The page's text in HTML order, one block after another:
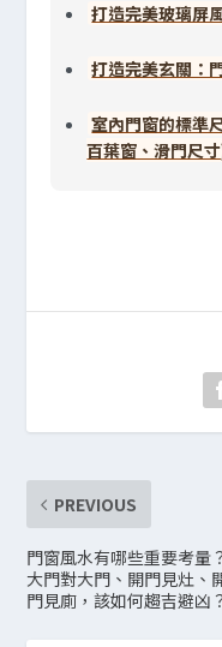
打造完美玻璃屏
打造完美玄關：
室內門窗的標準
百葉窗、滑門尺
PREVIOUS
門窗風水有哪些重要考量？
大門對大門、開門見灶、
門見廁，該如何趨吉避凶？